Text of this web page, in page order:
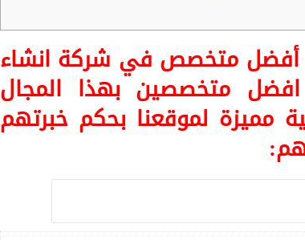
أفضل متخصص في شركة انشاء
متخصصين بهذا المجال
مميزة لموقعنا بحكم خبرتهم